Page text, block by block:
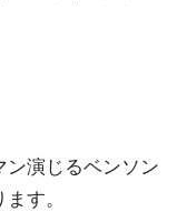
ン演じるベンソン
す。